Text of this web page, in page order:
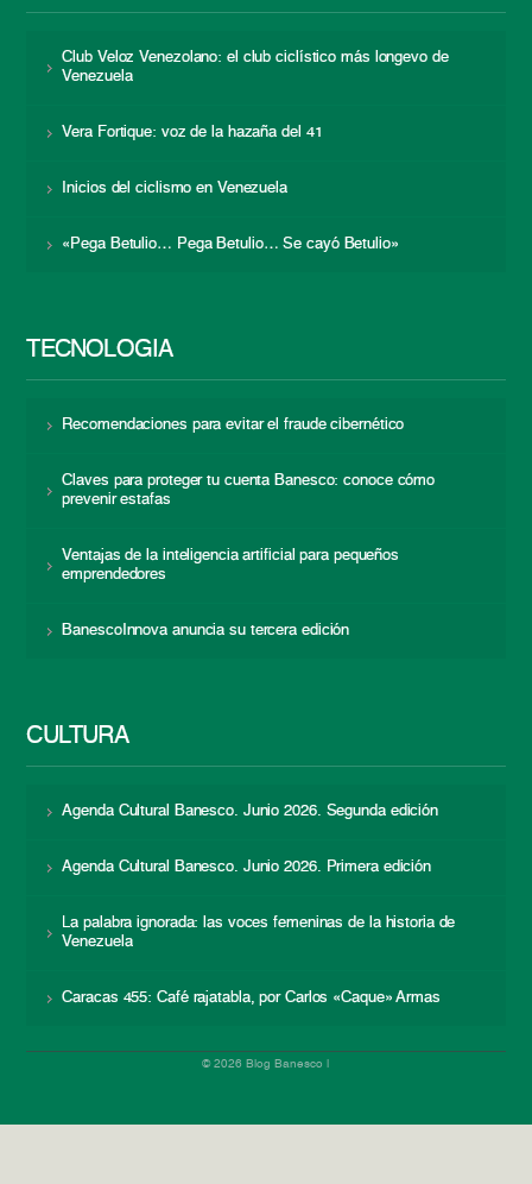
Club Veloz Venezolano: el club ciclístico más longevo de
Venezuela
Vera Fortique: voz de la hazaña del 41
Inicios del ciclismo en Venezuela
«Pega Betulio… Pega Betulio… Se cayó Betulio»
TECNOLOGÍA
Recomendaciones para evitar el fraude cibernético
Claves para proteger tu cuenta Banesco: conoce cómo
prevenir estafas
Ventajas de la inteligencia artificial para pequeños
emprendedores
BanescoInnova anuncia su tercera edición
CULTURA
Agenda Cultural Banesco. Junio 2026. Segunda edición
Agenda Cultural Banesco. Junio 2026. Primera edición
La palabra ignorada: las voces femeninas de la historia de
Venezuela
Caracas 455: Café rajatabla, por Carlos «Caque» Armas
© 2026 Blog Banesco |